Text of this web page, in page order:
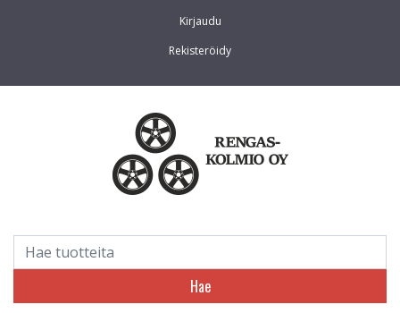
Kirjaudu
Rekisteröidy
Hae